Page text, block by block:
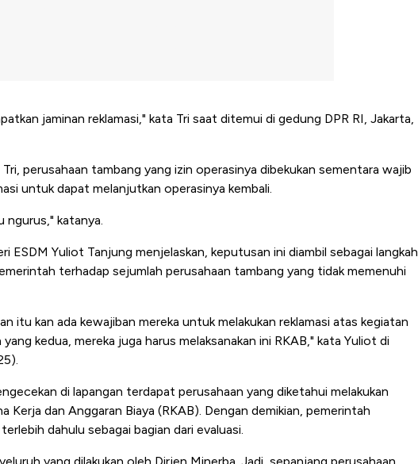
jaminan reklamasi," kata Tri saat ditemui di gedung DPR RI, Jakarta,
perusahaan tambang yang izin operasinya dibekukan sementara wajib
untuk dapat melanjutkan operasinya kembali.
ngurus," katanya.
ESDM Yuliot Tanjung menjelaskan, keputusan ini diambil sebagai langkah
terhadap sejumlah perusahaan tambang yang tidak memenuhi
itu kan ada kewajiban mereka untuk melakukan reklamasi atas kegiatan
kedua, mereka juga harus melaksanakan ini RKAB," kata Yuliot di
di lapangan terdapat perusahaan yang diketahui melakukan
Kerja dan Anggaran Biaya (RKAB). Dengan demikian, pemerintah
dahulu sebagai bagian dari evaluasi.